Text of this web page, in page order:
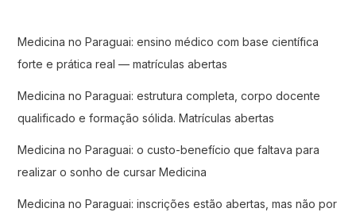
Medicina no Paraguai: ensino médico com base científica
forte e prática real — matrículas abertas
Medicina no Paraguai: estrutura completa, corpo docente
qualificado e formação sólida. Matrículas abertas
Medicina no Paraguai: o custo-benefício que faltava para
realizar o sonho de cursar Medicina
Medicina no Paraguai: inscrições estão abertas, mas não por